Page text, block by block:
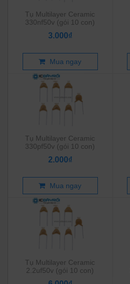
Tụ Multilayer Ceramic
330nf50v (gói 10 con)
3.000₫
Mua ngay
Tụ Multilayer Ceramic
330pf50v (gói 10 con)
2.000₫
Mua ngay
Tụ Multilayer Ceramic
2.2uf50v (gói 10 con)